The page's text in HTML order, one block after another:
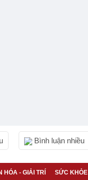
Bình luận nhiều
HÓA - GIẢI TRÍ SỨC KHỎE